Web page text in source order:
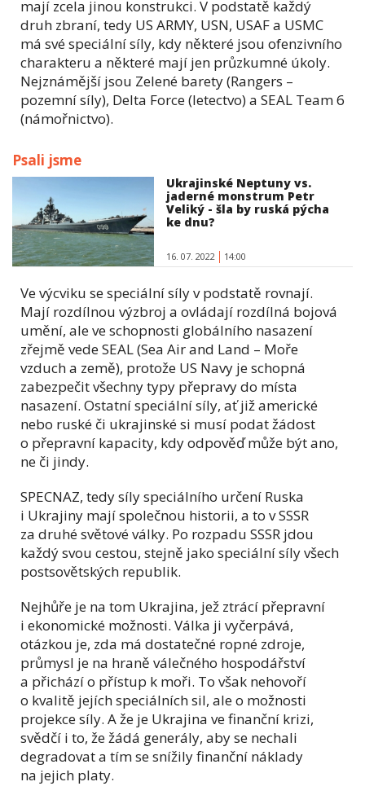
mají zcela jinou konstrukci. V podstatě každý
druh zbraní, tedy US ARMY, USN, USAF a USMC
má své speciální síly, kdy některé jsou ofenzivního
charakteru a některé mají jen průzkumné úkoly.
Nejznámější jsou Zelené barety (Rangers –
pozemní síly), Delta Force (letectvo) a SEAL Team 6
(námořnictvo).
Psali jsme
Ukrajinské Neptuny vs.
jaderné monstrum Petr
Veliký - šla by ruská pýcha
ke dnu?
16. 07. 2022 14:00
Ve výcviku se speciální síly v podstatě rovnají.
Mají rozdílnou výzbroj a ovládají rozdílná bojová
umění, ale ve schopnosti globálního nasazení
zřejmě vede SEAL (Sea Air and Land – Moře
vzduch a země), protože US Navy je schopná
zabezpečit všechny typy přepravy do místa
nasazení. Ostatní speciální síly, ať již americké
nebo ruské či ukrajinské si musí podat žádost
o přepravní kapacity, kdy odpověď může být ano,
ne či jindy.
SPECNAZ, tedy síly speciálního určení Ruska
i Ukrajiny mají společnou historii, a to v SSSR
za druhé světové války. Po rozpadu SSSR jdou
každý svou cestou, stejně jako speciální síly všech
postsovětských republik.
Nejhůře je na tom Ukrajina, jež ztrácí přepravní
i ekonomické možnosti. Válka ji vyčerpává,
otázkou je, zda má dostatečné ropné zdroje,
průmysl je na hraně válečného hospodářství
a přichází o přístup k moři. To však nehovoří
o kvalitě jejích speciálních sil, ale o možnosti
projekce síly. A že je Ukrajina ve finanční krizi,
svědčí i to, že žádá generály, aby se nechali
degradovat a tím se snížily finanční náklady
na jejich platy.